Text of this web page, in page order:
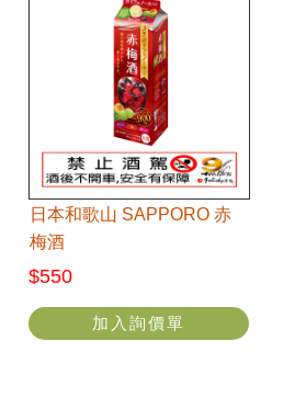
日本和歌山 SAPPORO 赤
梅酒
$550
加入詢價單